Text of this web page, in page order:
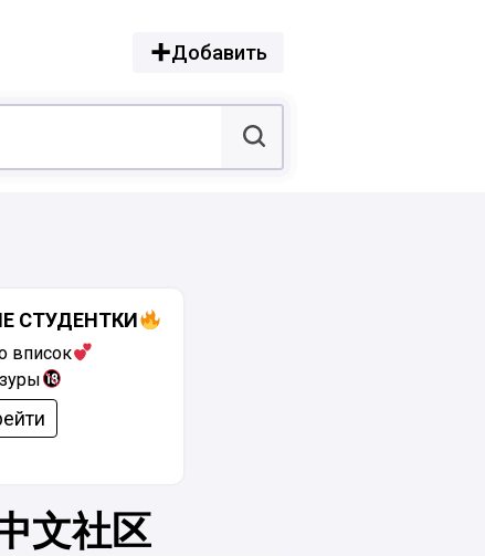
Добавить
СТУДЕНТКИ
вписок
文社区